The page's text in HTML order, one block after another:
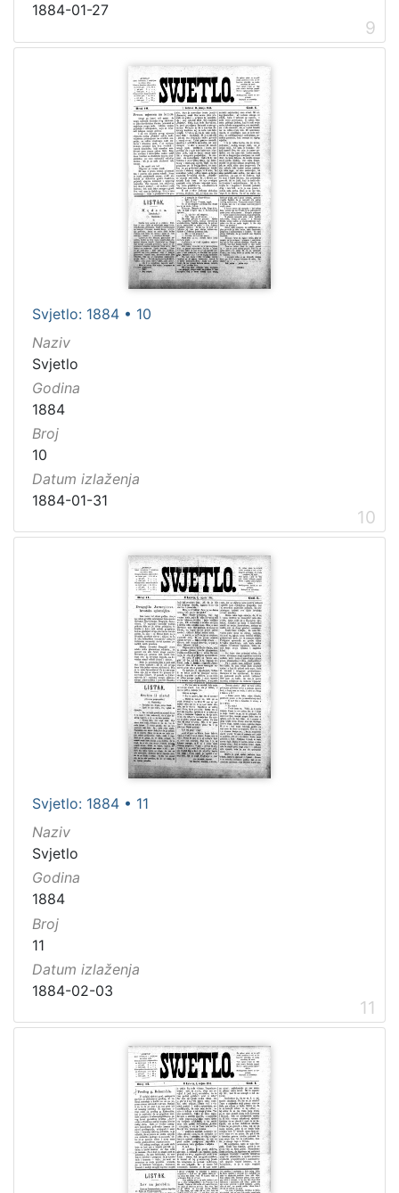
1884-01-27
9
Svjetlo: 1884 • 10
Naziv
Svjetlo
Godina
1884
Broj
10
Datum izlaženja
1884-01-31
10
Svjetlo: 1884 • 11
Naziv
Svjetlo
Godina
1884
Broj
11
Datum izlaženja
1884-02-03
11